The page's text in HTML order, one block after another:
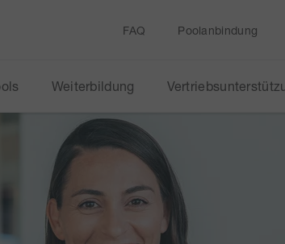
FAQ Poolanbindung
Weiterbildung